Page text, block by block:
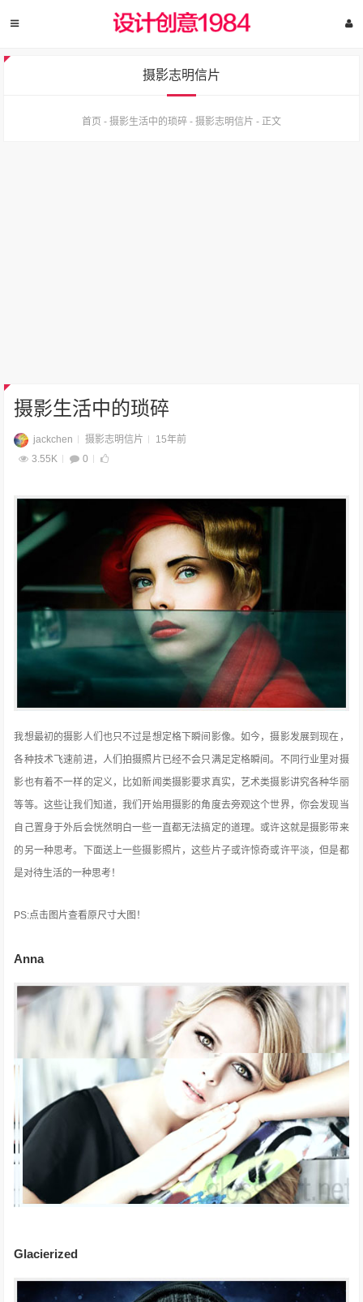
摄影志明信片
首页 - 摄影生活中的琐碎 - 摄影志明信片 - 正文
摄影生活中的琐碎
jackchen 摄影志明信片
15年前
3.55K
0
我想最初的摄影人们也只不过是想定格下瞬间影像。如今，摄影发展到现在，
各种技术飞速前进，人们拍摄照片已经不会只满足定格瞬间。不同行业里对摄
影也有着不一样的定义，比如新闻类摄影要求真实，艺术类摄影讲究各种华丽
等等。这些让我们知道，我们开始用摄影的角度去旁观这个世界，你会发现当
自己置身于外后会恍然明白一些一直都无法搞定的道理。或许这就是摄影带来
的另一种思考。下面送上一些摄影照片，这些片子或许惊奇或许平淡，但是都
是对待生活的一种思考！
PS:点击图片查看原尺寸大图！
Anna
Glacierized